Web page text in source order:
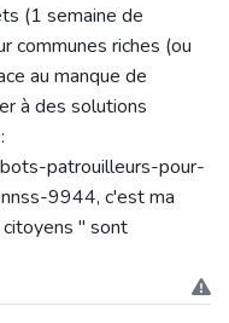
(1 semaine de
communes riches (ou
au manque de
à des solutions
patrouilleurs-pour-
9944, c'est ma
citoyens " sont